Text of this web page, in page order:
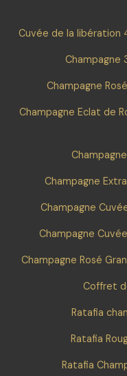
Cuvée de la libération
Champagne
Champagne
Champagne Eclat de
Champagne
Champagne
Champagne
Champagne Rosé
Coffret
Ratafia
Ratafia
Ratafia